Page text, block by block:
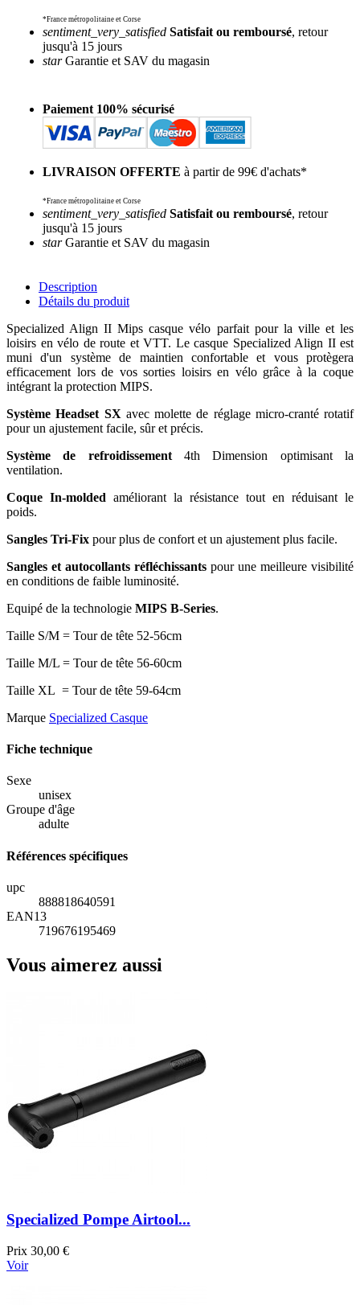
*France métropolitaine et Corse
sentiment_very_satisfied Satisfait ou remboursé, retour
jusqu'à 15 jours
starGarantie et SAV du magasin
Paiement 100% sécurisé
LIVRAISON OFFERTE à partir de 99€ d'achats*
*France métropolitaine et Corse
sentiment_very_satisfied Satisfait ou remboursé, retour
jusqu'à 15 jours
starGarantie et SAV du magasin
Description
Détails du produit
Specialized Align II Mips casque vélo parfait pour la ville et les
loisirs en vélo de route et VTT. Le casque Specialized Align II est
muni d'un système de maintien confortable et vous protègera
efficacement lors de vos sorties loisirs en vélo grâce à la coque
intégrant la protection MIPS.
Système Headset SX avec molette de réglage micro-cranté rotatif
pour un ajustement facile, sûr et précis.
Système de refroidissement4th Dimension optimisant la
ventilation.
Coque In-molded améliorant la résistance tout en réduisant le
poids.
Sangles Tri-Fix pour plus de confort et un ajustement plus facile.
Sangles et autocollants réfléchissants pour une meilleure visibilité
en conditions de faible luminosité.
Equipé de la technologie MIPS B-Series.
Taille S/M = Tour de tête 52-56cm
Taille M/L = Tour de tête 56-60cm
Taille XL = Tour de tête 59-64cm
Marque Specialized Casque
Fiche technique
Sexe
unisex
Groupe d'âge
adulte
Références spécifiques
upc
888818640591
EAN13
719676195469
Vous aimerez aussi
Specialized Pompe Airtool...
Prix 30,00 €
Voir